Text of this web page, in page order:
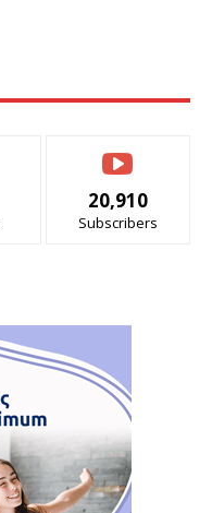
20,910
Subscribers